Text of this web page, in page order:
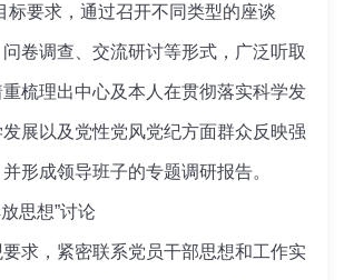
标要求，通过召开不同类型的座谈
卷调查、交流研讨等形式，广泛听取
梳理出中心及本人在贯彻落实科学发
展以及党性党风党纪方面群众反映强
形成领导班子的专题调研报告。
思想”讨论
求，紧密联系党员干部思想和工作实